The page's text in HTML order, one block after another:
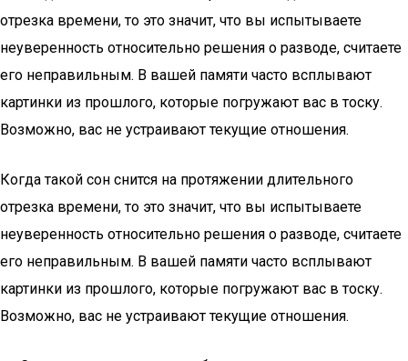
отрезка времени, то это значит, что вы испытываете
неуверенность относительно решения о разводе, считаете
его неправильным. В вашей памяти часто всплывают
картинки из прошлого, которые погружают вас в тоску.
Возможно, вас не устраивают текущие отношения.
Когда такой сон снится на протяжении длительного
отрезка времени, то это значит, что вы испытываете
неуверенность относительно решения о разводе, считаете
его неправильным. В вашей памяти часто всплывают
картинки из прошлого, которые погружают вас в тоску.
Возможно, вас не устраивают текущие отношения.